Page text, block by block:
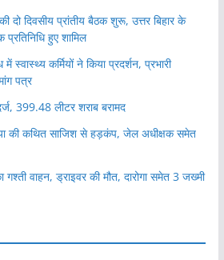
दो दिवसीय प्रांतीय बैठक शुरू, उत्तर बिहार के
हुए शामिल
स्वास्थ्य कर्मियों ने किया प्रदर्शन, प्रभारी
पत्र
399.48 लीटर शराब बरामद
की कथित साजिश से हड़कंप, जेल अधीक्षक समेत
वाहन, ड्राइवर की मौत, दारोगा समेत 3 जख्मी